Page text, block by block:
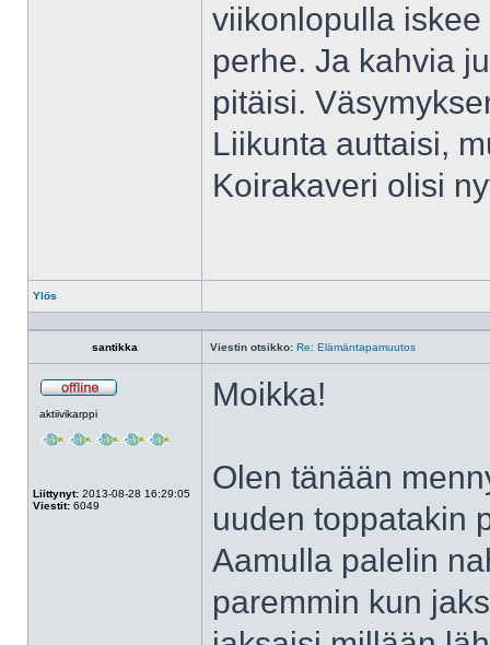
viikonlopulla
perhe. Ja kahvia
pitäisi.
Liikunta auttaisi,
Koirakaveri olisi
Ylös
Profiili
santikka Viestin otsikko: Re: Elämäntapamuutos
aktiivikarppi
Liittynyt: 2013-08-28 16:29:05
Viestit: 6049
Moikka!
Olen tänään
uuden toppatakin
Aamulla palelin
paremmin kun